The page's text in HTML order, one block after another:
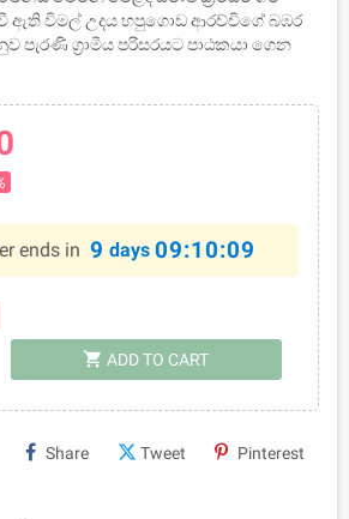
ඇති විමල් උදය හපුගොඩ ආරච්චිගේ බඹර
පැරණි ග්‍රාමීය පරිසරයට පාඨකයා ගෙන
ends in 9 days 09:10:09
shopping_cart ADD TO CART
Share Tweet Pinterest